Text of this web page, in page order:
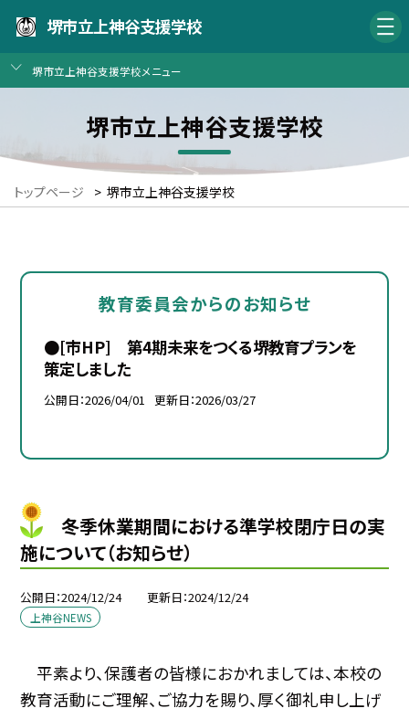
堺市立上神谷支援学校
堺市立上神谷支援学校メニュー
堺市立上神谷支援学校
トップページ > 堺市立上神谷支援学校
教育委員会からのお知らせ
●[市HP] 第4期未来をつくる堺教育プランを
策定しました
公開日 2026/04/01 更新日 2026/03/27
冬季休業期間における準学校閉庁日の実
施について（お知らせ）
公開日 2024/12/24 更新日 2024/12/24
上神谷NEWS
平素より、保護者の皆様におかれましては、本校の
教育活動にご理解、ご協力を賜り、厚く御礼申し上げ